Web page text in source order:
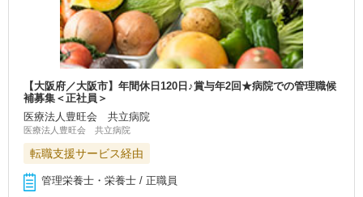
【大阪府／大阪市】年間休日120日♪賞与年2回★病院での管理職候
補募集＜正社員＞
医療法人豊旺会 共立病院
医療法人豊旺会 共立病院
転職支援サービス経由
管理栄養士・栄養士 / 正職員